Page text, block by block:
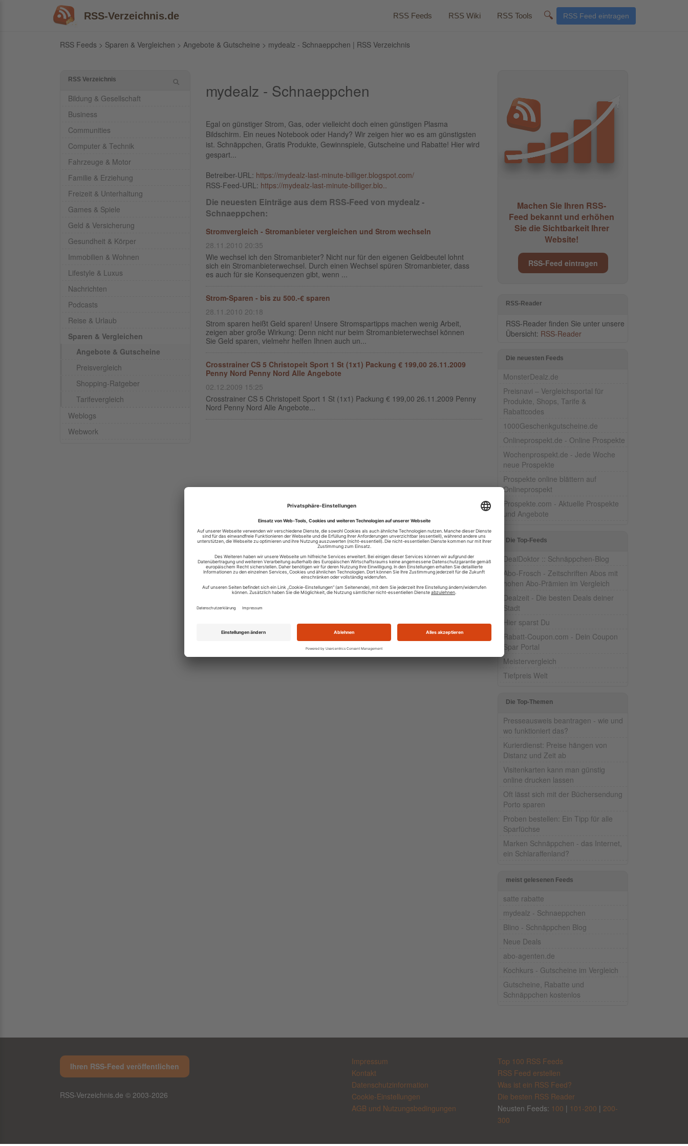
RSS-Verzeichnis.de RSS Feeds RSS Wiki RSS Tools 🔍 RSS Feed eintragen
RSS Feeds > Sparen & Vergleichen > Angebote & Gutscheine > mydealz - Schnaeppchen | RSS Verzeichnis
RSS Verzeichnis
Bildung & Gesellschaft
Business
Communities
Computer & Technik
Fahrzeuge & Motor
Familie & Erziehung
Freizeit & Unterhaltung
Games & Spiele
Geld & Versicherung
Gesundheit & Körper
Immobilien & Wohnen
Lifestyle & Luxus
Nachrichten
Podcasts
Reise & Urlaub
Sparen & Vergleichen
Angebote & Gutscheine
Preisvergleich
Shopping-Ratgeber
Tarifevergleich
Weblogs
Webwork
mydealz - Schnaeppchen
Egal on günstiger Strom, Gas, oder vielleicht doch einen günstigen Plasma
Bildschirm. Ein neues Notebook oder Handy? Wir zeigen hier wo es am günstigsten
ist. Schnäppchen, Gratis Produkte, Gewinnspiele, Gutscheine und Rabatte! Hier wird
gespart...
Betreiber-URL: https://mydealz-last-minute-billiger.blogspot.com/
RSS-Feed-URL: https://mydealz-last-minute-billiger.blo..
Die neuesten Einträge aus dem RSS-Feed von mydealz -
Schnaeppchen:
Stromvergleich - Stromanbieter vergleichen und Strom wechseln
28.11.2010 20:35
Wie wechsel ich den Stromanbieter? Nicht nur für den eigenen Geldbeutel lohnt
sich ein Stromanbieterwechsel. Durch einen Wechsel spüren Stromanbieter, dass
es auch für sie Konsequenzen gibt, wenn ...
Strom-Sparen - bis zu 500.-€ sparen
28.11.2010 20:18
Strom sparen heißt Geld sparen! Unsere Stromspartipps machen wenig Arbeit,
zeigen aber große Wirkung: Denn nicht nur beim Stromanbieterwechsel können
Sie Geld sparen, vielmehr helfen Ihnen auch un...
Crosstrainer CS 5 Christopeit Sport 1 St (1x1) Packung € 199,00 26.11.2009
Penny Nord Penny Nord Alle Angebote
02.12.2009 15:25
Crosstrainer CS 5 Christopeit Sport 1 St (1x1) Packung € 199,00 26.11.2009 Penny
Nord Penny Nord Alle Angebote...
Machen Sie Ihren RSS-
Feed bekannt und erhöhen
Sie die Sichtbarkeit Ihrer
Website!
RSS-Feed eintragen
RSS-Reader
RSS-Reader finden Sie unter unsere
Übersicht: RSS-Reader
Die neuesten Feeds
MonsterDealz.de
Preisnavi – Vergleichsportal für
Produkte, Shops, Tarife &
Rabattcodes
1000Geschenkgutscheine.de
Onlineprospekt.de - Online Prospekte
Wochenprospekt.de - Jede Woche
neue Prospekte
Prospekte online blättern auf
Onlineprospekt
Prospekte.com - Aktuelle Prospekte
und Angebote
Die Top-Feeds
DealDoktor :: Schnäppchen-Blog
Abo-Frosch - Zeitschriften Abos mit
hohen Abo-Prämien im Vergleich
Dealzeit - Die besten Deals deiner
Stadt
Hier sparst Du
Rabatt-Coupon.com - Dein Coupon
Spar Portal
Meistervergleich
Tiefpreis Welt
Die Top-Themen
Presseausweis beantragen - wie und
wo funktioniert das?
Kurierdienst: Preise hängen von
Distanz und Zeit ab
Visitenkarten kann man günstig
online drucken lassen
Oft lässt sich mit der Büchersendung
Porto sparen
Proben bestellen: Ein Tipp für alle
Sparfüchse
Marken Schnäppchen - das Internet,
ein Schlaraffenland?
meist gelesenen Feeds
satte rabatte
mydealz - Schnaeppchen
Blino - Schnäppchen Blog
Neue Deals
abo-agenten.de
Kochkurs - Gutscheine im Vergleich
Gutscheine, Rabatte und
Schnäppchen kostenlos
Ihren RSS-Feed veröffentlichen
RSS-Verzeichnis.de © 2003-2026
Impressum
Kontakt
Datenschutzinformation
Cookie-Einstellungen
AGB und Nutzungsbedingungen
Top 100 RSS Feeds
RSS Feed erstellen
Was ist ein RSS Feed?
Die besten RSS Reader
Neusten Feeds: 100 | 101-200 | 200-
300